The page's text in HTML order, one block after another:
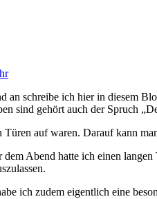
an schreibe ich hier in diesem
sind gehört auch der Spruch
Türen auf waren. Darauf kann
Abend hatte ich einen
ich zudem eigentlich eine